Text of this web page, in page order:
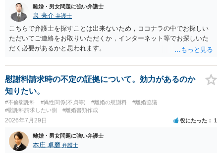
離婚・男女問題に強い弁護士
泉 亮介 弁護士
こちらで弁護士を探すことは出来ないため，ココナラの中でお探しい
ただいてご連絡をお取りいただくか，インターネット等でお探しいた
だく必要があるかと思われます。
慰謝料請求時の不定の証拠について。効力があるのか
知りたい。
#不倫慰謝料 #異性関係(不貞等) #離婚の慰謝料
#離婚協議
#慰謝料請求したい側
#離婚書類作成
2026年7月29日 役にたった 1
離婚・男女問題に強い弁護士
本庄 卓磨 弁護士